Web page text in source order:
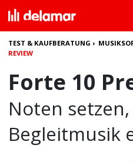
TEST & KAUFBERATUNG ›
REVIEW
Forte 10
Noten
Begleitmusik